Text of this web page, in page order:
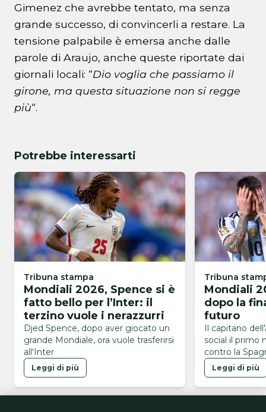
Gimenez che avrebbe tentato, ma senza
grande successo, di convincerli a restare. La
tensione palpabile è emersa anche dalle
parole di Araujo, anche queste riportate dai
giornali locali: “Dio voglia che passiamo il
girone, ma questa situazione non si regge
più“.
Potrebbe interessarti
Tribuna stampa
Mondiali 2026, Spence si è
fatto bello per l’Inter: il
terzino vuole i nerazzurri
Djed Spence, dopo aver giocato un
grande Mondiale, ora vuole trasferirsi
all'Inter
Leggi di più
Tribuna
Mondiali
dopo la
futuro
Il capitano
social il primo
contro la
Mondiali 2026
Leggi di più